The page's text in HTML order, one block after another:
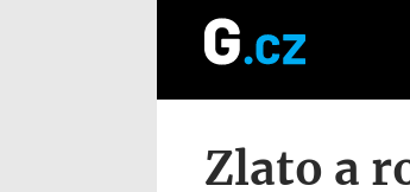
Zlato a